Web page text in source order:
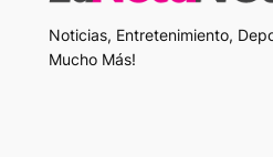
Noticias, Entretenimiento,
Mucho Más!